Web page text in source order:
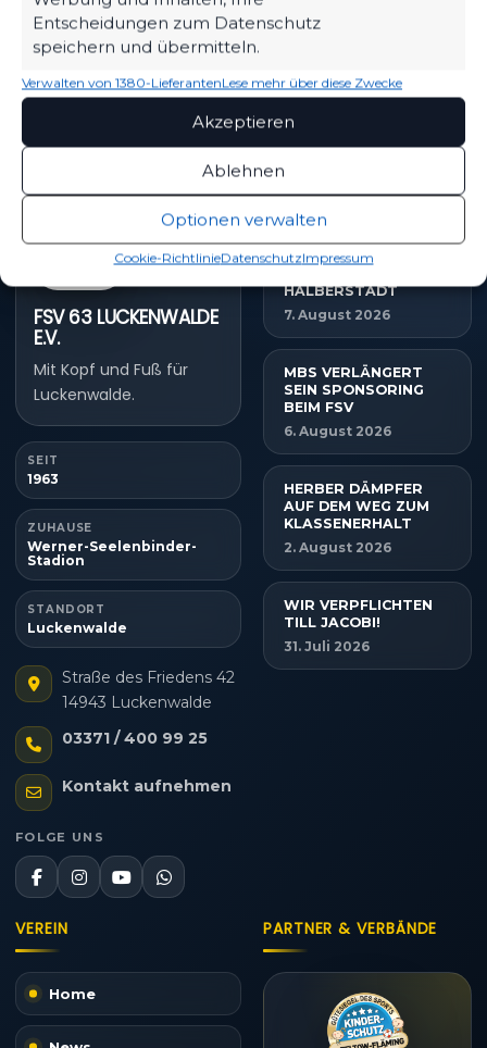
Entscheidungen zum Datenschutz
speichern und übermitteln.
Verwalten von 1380-LieferantenLese mehr über diese Zwecke
Akzeptieren
Ablehnen
Optionen verwalten
Cookie-RichtlinieDatenschutzImpressum
PARTNER WERDEN
Sponsoring & Netzwerk
FSV 63 LUCKENWALDE
E.V.
Mit Kopf und Fuß für
Luckenwalde.
SEIT
1963
ZUHAUSE
Werner-Seelenbinder-
Stadion
STANDORT
Luckenwalde
Straße des Friedens 42
14943 Luckenwalde
03371 / 400 99 25
Kontakt aufnehmen
FOLGE UNS
NEUESTE NACHRICHTEN
TIM MEYER WECHSELT
HALBERSTADT
7. August 2026
MBS VERLÄNGERT
SEIN SPONSORING
BEIM FSV
6. August 2026
HERBER DÄMPFER
AUF DEM WEG ZUM
KLASSENERHALT
2. August 2026
WIR VERPFLICHTEN
TILL JACOBI!
31. Juli 2026
VEREIN
Home
PARTNER & VERBÄNDE